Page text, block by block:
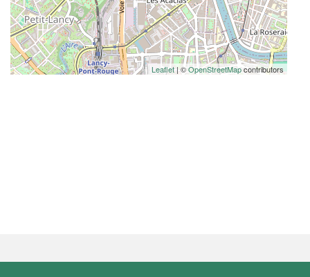
Leaflet| ©OpenStreetMapcontributors